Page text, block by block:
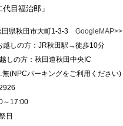
目福治郎」
県秋田市大町1-3-3 GoogleMAP>>
越しの方：JR秋田駅→徒歩10分
しの方：秋田道秋田中央IC
(NPCパーキングをご利用ください)
～17:00
日